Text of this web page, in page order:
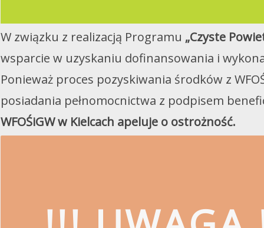
W związku z realizacją Programu „Czyste
wsparcie w uzyskaniu dofinansowania i
Ponieważ proces pozyskiwania środków z
posiadania pełnomocnictwa z podpisem
WFOŚiGW w Kielcach apeluje o ostrożność.